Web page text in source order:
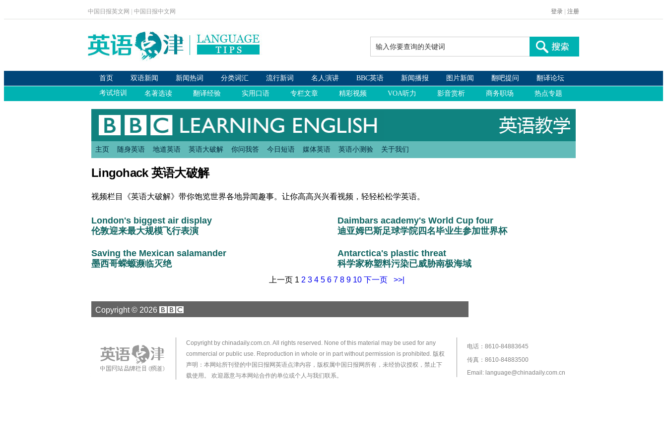
主页 随身英语 地道英语 英语大破解 你问我答 今日短语 媒体英语 英语小测验 关于我们
Lingohack 英语大破解
视频栏目《英语大破解》带你饱览世界各地异闻趣事。让你高高兴兴看视频，轻轻松松学英语。
London's biggest air display
伦敦迎来最大规模飞行表演
Daimbars academy's World Cup four
迪亚姆巴斯足球学院四名毕业生参加世界杯
Saving the Mexican salamander
墨西哥蝾螈濒临灭绝
Antarctica's plastic threat
科学家称塑料污染已威胁南极海域
上一页 1 2 3 4 5 6 7 8 9 10 下一页 >>|
Copyright © 2026